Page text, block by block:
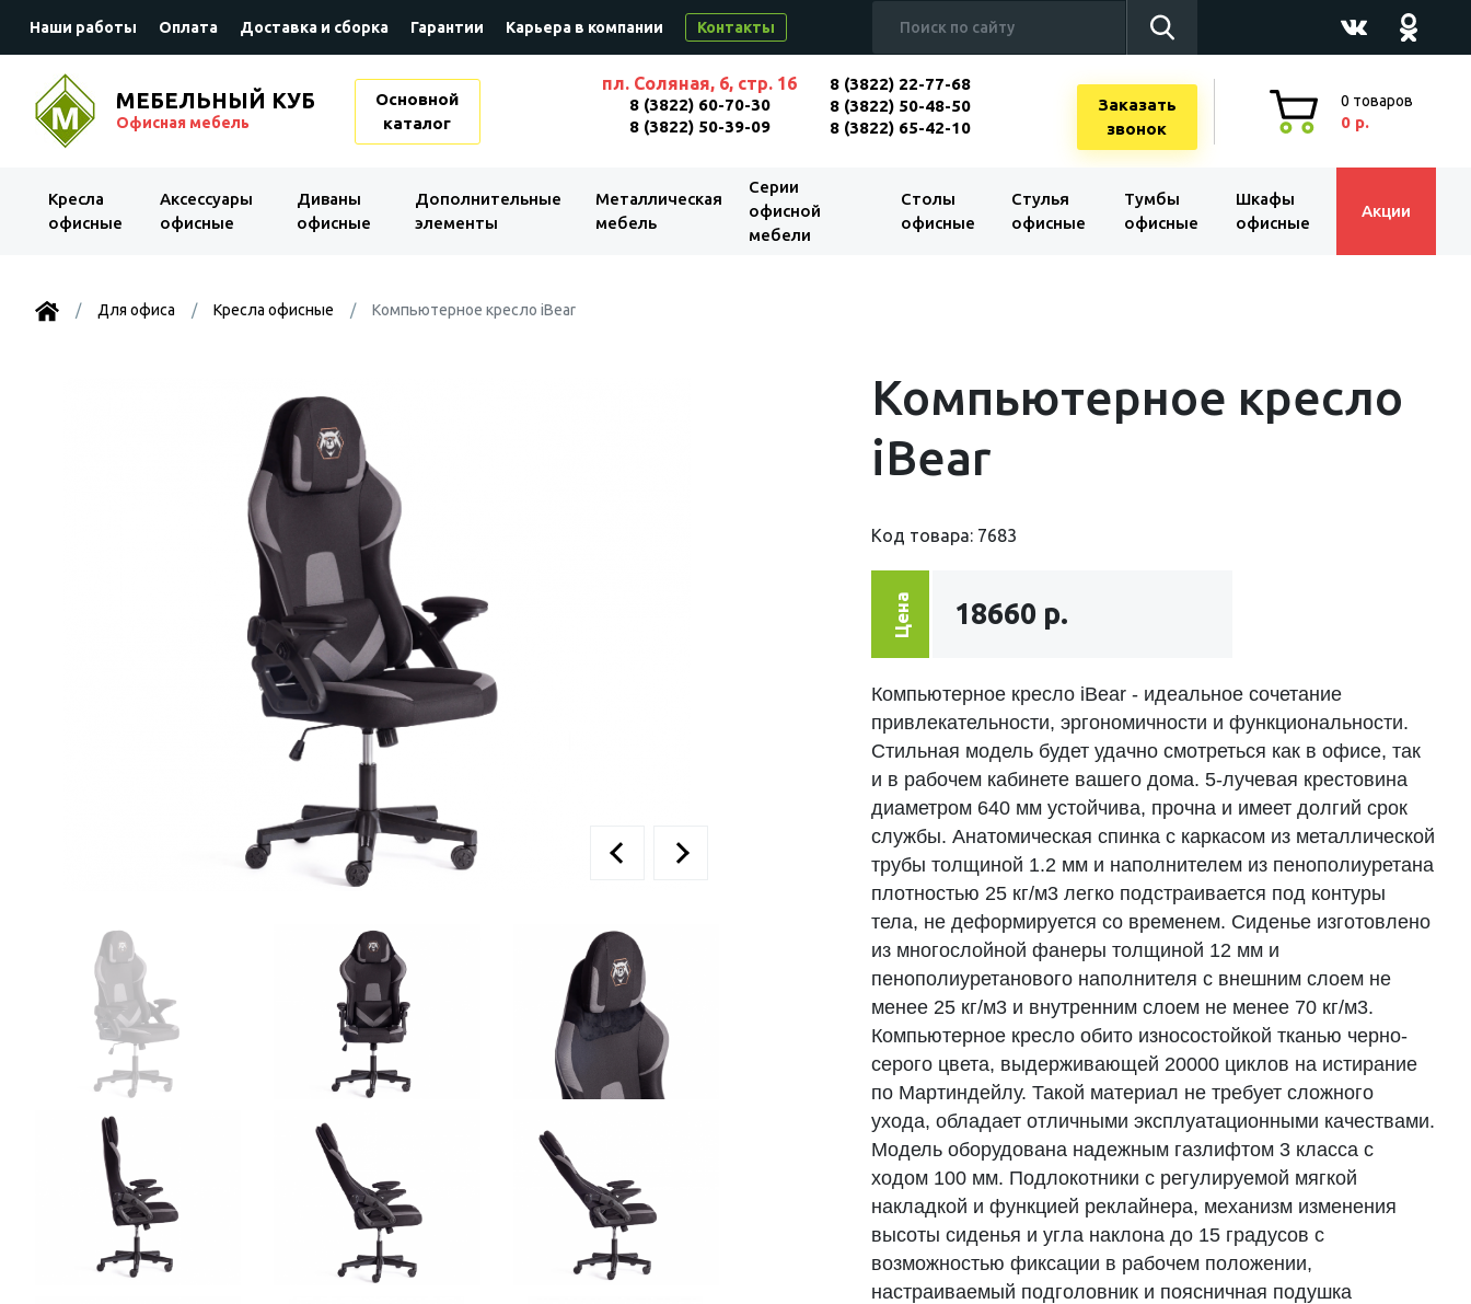
Наши работы Оплата Доставка и сборка Гарантии Карьера в компании Контакты
МЕБЕЛЬНЫЙ КУБ
Офисная мебель
Основной
каталог
пл. Соляная, 6, стр. 16
8 (3822) 60-70-30
8 (3822) 50-39-09
8 (3822) 22-77-68
8 (3822) 50-48-50
8 (3822) 65-42-10
Заказать
звонок
0 товаров
0 р.
Kресла
офисные
Аксессуары
офисные
Диваны
офисные
Дополнительные
элементы
Металлическая
мебель
Серии
офисной
мебели
Столы
офисные
Стулья
офисные
Тумбы
офисные
Шкафы
офисные
Акции
Для офиса Kресла офисные Компьютерное кресло iBear
Компьютерное кресло
iBear
Код товара: 7683
Цена 18660 р.
Компьютерное кресло iBear - идеальное сочетание
привлекательности, эргономичности и функциональности.
Стильная модель будет удачно смотреться как в офисе, так
и в рабочем кабинете вашего дома. 5-лучевая крестовина
диаметром 640 мм устойчива, прочна и имеет долгий срок
службы. Анатомическая спинка с каркасом из металлической
трубы толщиной 1.2 мм и наполнителем из пенополиуретана
плотностью 25 кг/м3 легко подстраивается под контуры
тела, не деформируется со временем. Сиденье изготовлено
из многослойной фанеры толщиной 12 мм и
пенополиуретанового наполнителя с внешним слоем не
менее 25 кг/м3 и внутренним слоем не менее 70 кг/м3.
Компьютерное кресло обито износостойкой тканью черно-
серого цвета, выдерживающей 20000 циклов на истирание
по Мартиндейлу. Такой материал не требует сложного
ухода, обладает отличными эксплуатационными качествами.
Модель оборудована надежным газлифтом 3 класса с
ходом 100 мм. Подлокотники с регулируемой мягкой
накладкой и функцией реклайнера, механизм изменения
высоты сиденья и угла наклона до 15 градусов с
возможностью фиксации в рабочем положении,
настраиваемый подголовник и поясничная подушка